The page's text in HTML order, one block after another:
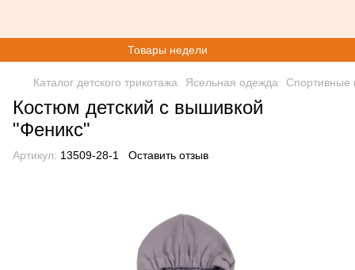
Товары недели
Каталог детского трикотажа Ясельная одежда Спортивные
Костюм детский с вышивкой
"Феникс"
Артикул: 13509-28-1 Оставить отзыв